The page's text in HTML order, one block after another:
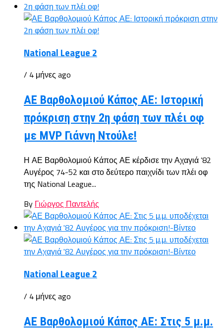
National League 2
/ 4 μήνες ago
ΑΕ Βαρθολομιού Κάπος ΑΕ: Ιστορική
πρόκριση στην 2η φάση των πλέι οφ
με MVP Γιάννη Ντούλε!
Η ΑΕ Βαρθολομιού Κάπος ΑΕ κέρδισε την Αχαγιά ’82
Αυγέρος 74-52 και στο δεύτερο παιχνίδι των πλέι οφ
της National League...
By Γιώργος Παντελής
National League 2
/ 4 μήνες ago
ΑΕ Βαρθολομιού Κάπος ΑΕ: Στις 5 μ.μ.